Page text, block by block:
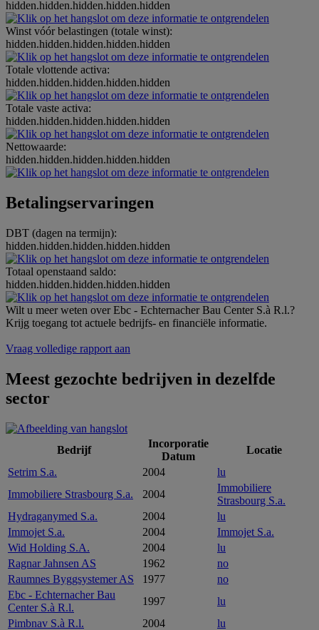
hidden.hidden.hidden.hidden.hidden
Winst vóór belastingen (totale winst):
hidden.hidden.hidden.hidden.hidden
Totale vlottende activa:
hidden.hidden.hidden.hidden.hidden
Totale vaste activa:
hidden.hidden.hidden.hidden.hidden
Nettowaarde:
hidden.hidden.hidden.hidden.hidden
Betalingservaringen
DBT (dagen na termijn):
hidden.hidden.hidden.hidden.hidden
Totaal openstaand saldo:
hidden.hidden.hidden.hidden.hidden
Wilt u meer weten over Ebc - Echternacher Bau Center S.à R.l.?
Krijg toegang tot actuele bedrijfs- en financiële informatie.
Vraag volledige rapport aan
Meest gezochte bedrijven in dezelfde
sector
Bedrijf
Incorporatie
Datum
Locatie
Setrim S.a.
2004
lu
Immobiliere Strasbourg S.a.
2004
Immobiliere
Strasbourg S.a.
Hydraganymed S.a.
2004
lu
Immojet S.a.
2004
Immojet S.a.
Wid Holding S.A.
2004
lu
Ragnar Jahnsen AS
1962
no
Raumnes Byggsystemer AS
1977
no
Ebc - Echternacher Bau
Center S.à R.l.
1997
lu
Pimbnav S.à R.l.
2004
lu